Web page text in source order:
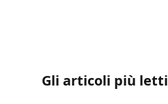
Gli articoli più letti